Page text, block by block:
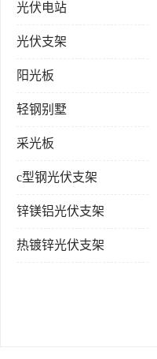
光伏电站
光伏支架
阳光板
轻钢别墅
采光板
c型钢光伏支架
锌镁铝光伏支架
热镀锌光伏支架